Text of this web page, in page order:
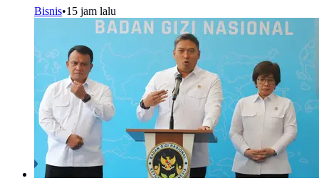
Bisnis•15 jam lalu